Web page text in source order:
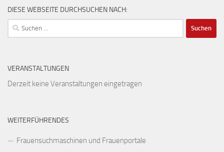
DIESE WEBSEITE DURCHSUCHEN NACH:
Suchen
nach:
VERANSTALTUNGEN
Derzeit keine Veranstaltungen eingetragen
WEITERFÜHRENDES
Frauensuchmaschinen und Frauenportale